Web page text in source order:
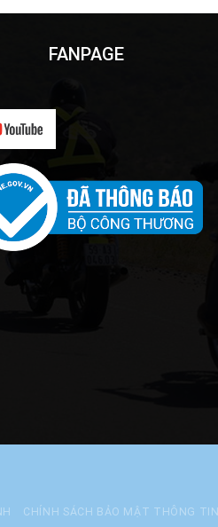
FANPAGE
CHÍNH SÁCH BẢO MẬT THÔNG TIN